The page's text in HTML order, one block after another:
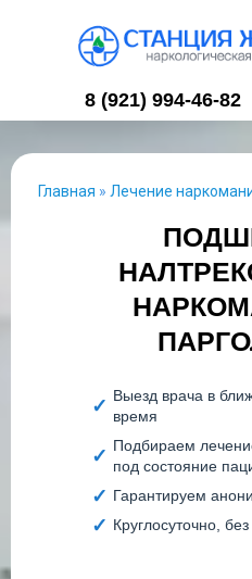
8 (921) 994-46-82
Главная » Лечение
Выезд врача в
время
Подбираем
под состояние
Гарантируем
Круглосуточно,